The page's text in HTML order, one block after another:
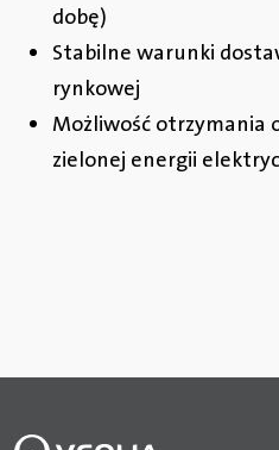
dobę)
Stabilne warunki
rynkowej
Możliwość otrzymania
zielonej energii